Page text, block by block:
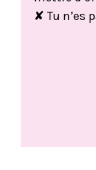
✘ Tu n’es